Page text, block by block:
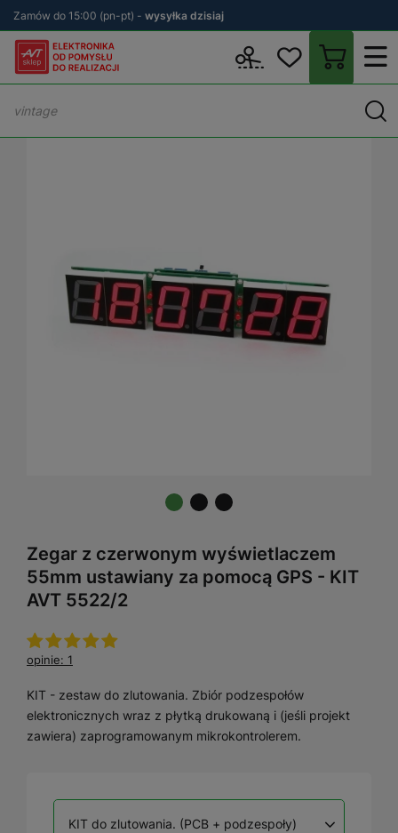
Zamów do 15:00 (pn-pt) - wysyłka dzisiaj
Zegar z czerwonym wyświetlaczem
55mm ustawiany za pomocą GPS - KIT
AVT 5522/2
opinie: 1
KIT - zestaw do zlutowania. Zbiór podzespołów
elektronicznych wraz z płytką drukowaną i (jeśli projekt
zawiera) zaprogramowanym mikrokontrolerem.
KIT do zlutowania. (PCB + podzespoły)